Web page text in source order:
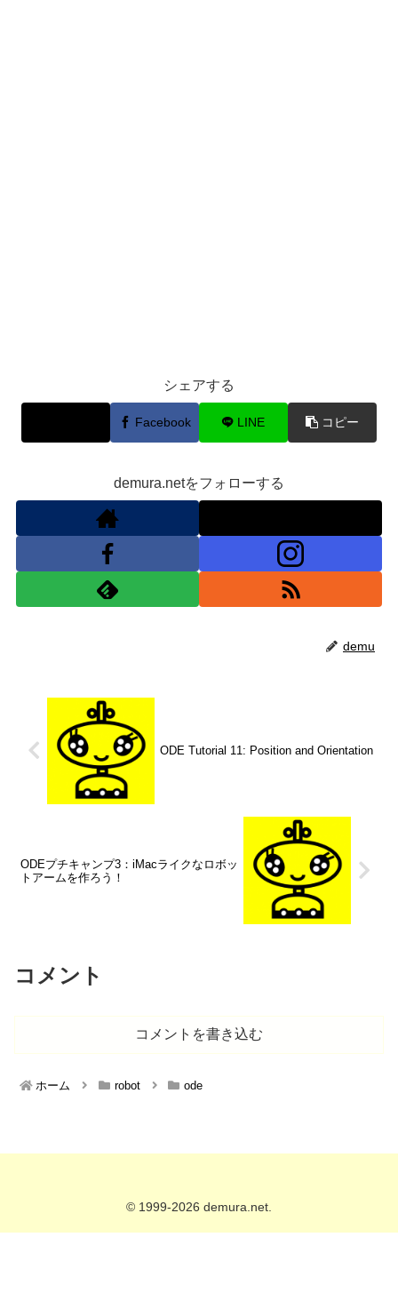
シェアする
Facebook LINE コピー
demura.netをフォローする
demu
ODE Tutorial 11: Position and Orientation
ODEプチキャンプ3：iMacライクなロボッ
トアームを作ろう！
コメント
コメントを書き込む
ホーム robot ode
© 1999-2026 demura.net.